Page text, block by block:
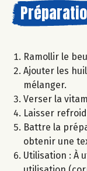
Ramollir le
Ajouter les
mélanger.
Verser la
Laisser
Battre la
obtenir une
Utilisation : À